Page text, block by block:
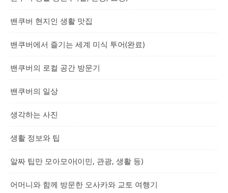
밴쿠버 현지인 생활 맛집
밴쿠버에서 즐기는 세계 미식 투어(완료)
밴쿠버의 로컬 공간 방문기
밴쿠버의 일상
생각하는 사진
생활 정보와 팁
알짜 팁만 모아모아(이민, 관광, 생활 등)
어머니와 함께 방문한 오사카와 교토 여행기